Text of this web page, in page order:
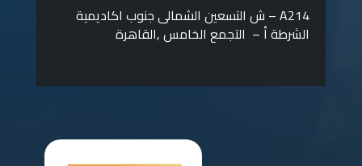
A214 – ش التسعين الشمالى جنوب اكاديمية
الشرطة أ – التجمع الخامس ,القاهرة